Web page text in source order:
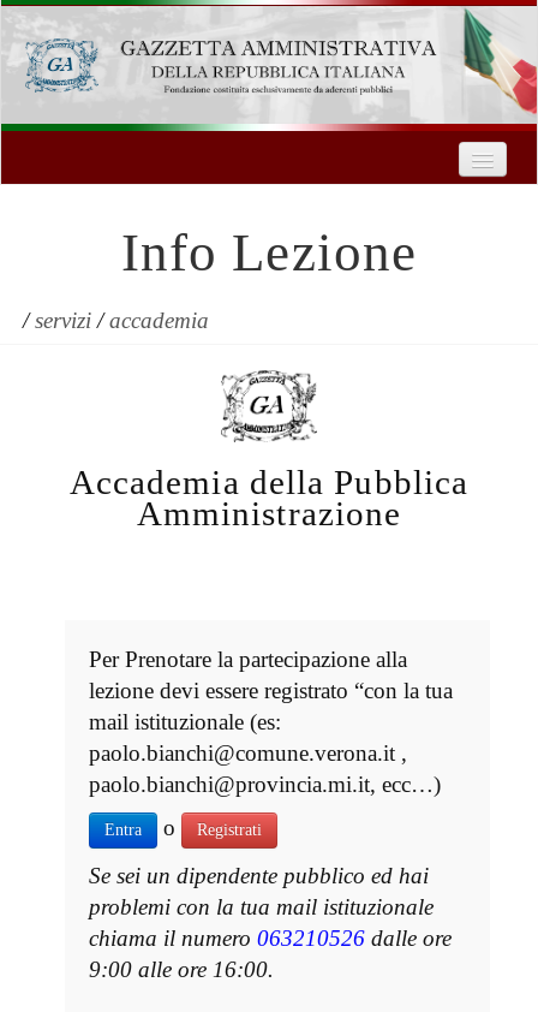
Formazione
Innovazione Tecnologica
Servizi
Contatti
| Entra
Info Lezione
/servizi/accademia
Accademia della Pubblica
Amministrazione
Per Prenotare la partecipazione alla
lezione devi essere registrato “con la tua
mail istituzionale (es:
paolo.bianchi@comune.verona.it ,
paolo.bianchi@provincia.mi.it, ecc…)
Entra o Registrati
Se sei un dipendente pubblico ed hai
problemi con la tua mail istituzionale
chiama il numero 063210526 dalle ore
9:00 alle ore 16:00.